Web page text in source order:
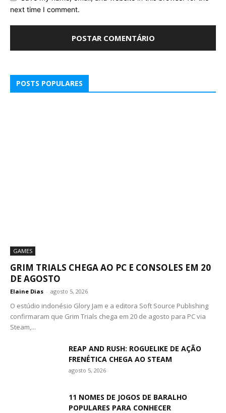
next time I comment.
POSTS POPULARES
GAMES
GRIM TRIALS CHEGA AO PC E CONSOLES EM 20
DE AGOSTO
Elaine Dias - agosto 5, 2026
O estúdio indonésio Glory Jam e a editora Soft Source Publishing
confirmaram que Grim Trials chega em 20 de agosto para PC via
Steam,...
REAP AND RUSH: ROGUELIKE DE AÇÃO
FRENÉTICA CHEGA AO STEAM
agosto 5, 2026
11 NOMES DE JOGOS DE BARALHO
POPULARES PARA CONHECER